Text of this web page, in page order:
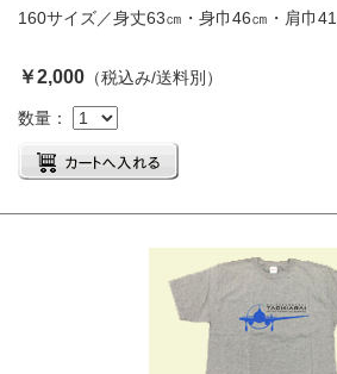
160サイズ／身丈63㎝・身巾46㎝・肩巾
￥2,000 （税込み/送料別）
数量：